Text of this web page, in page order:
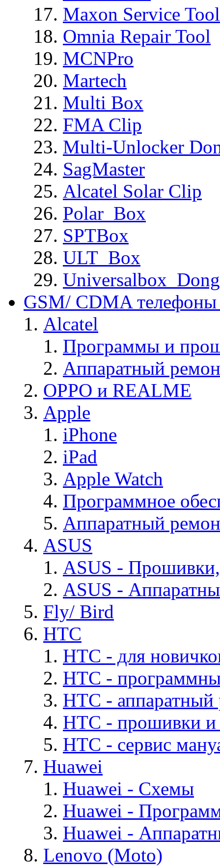
Maxon Service
Omnia Repair Tool
MCNPro
Martech
Multi Box
FMA Clip
Multi-Unlocker
SagMaster
Alcatel Solar Clip
Polar_Box
SPTBox
ULT_Box
GSM/ CDMA
Alcatel
Программы и
Аппаратный
OPPO и REALME
Apple
iPhone
iPad
Apple Watch
Программное
Аппаратный
ASUS
ASUS -
ASUS -
Fly/ Bird
HTC
HTC - для
HTC -
HTC - аппаратный
HTC - прошивки
HTC - cервис
Huawei
Huawei - Cхемы
Huawei -
Huawei -
Lenovo (Moto)